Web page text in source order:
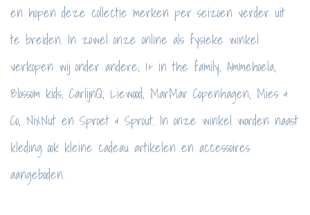
en hopen deze collectie merken per seizoen verder uit
te breiden. In zowel onze online als fysieke winkel
verkopen wij onder andere; 1+ in the family, Ammehoela,
Blossom kids, CarlijnQ, Liewood, MarMar Copenhagen, Mies &
Co, NixNut en Sproet & Sprout. In onze winkel worden naast
kleding ook kleine cadeau artikelen en accessoires
aangeboden.